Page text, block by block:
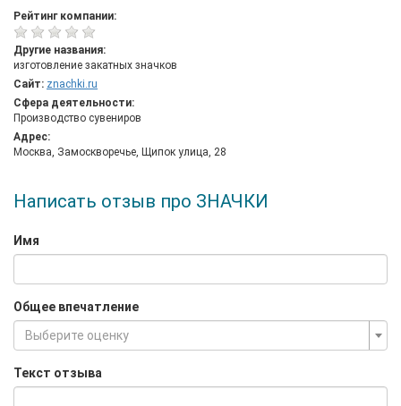
Рейтинг компании:
Другие названия:
изготовление закатных значков
Сайт: znachki.ru
Сфера деятельности:
Производство сувениров
Адрес:
Москва, Замоскворечье, Щипок улица, 28
Написать отзыв про ЗНАЧКИ
Имя
Общее впечатление
Выберите оценку
Текст отзыва